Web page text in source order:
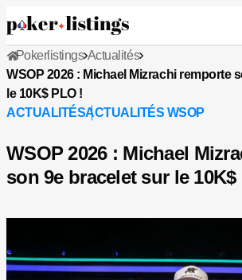
Pokerlistings Actualités
WSOP 2026 : Michael Mizrachi remporte
le 10K$ PLO !
ACTUALITÉSACTUALITÉS WSOP
WSOP 2026 : Michael
son 9e bracelet sur le 10K$